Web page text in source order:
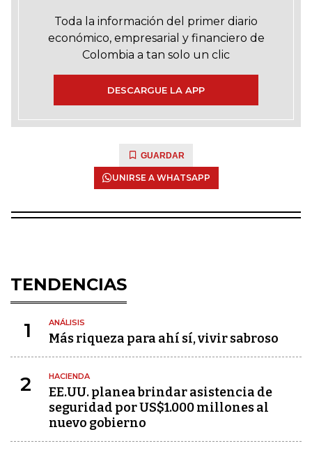
Toda la información del primer diario
económico, empresarial y financiero de
Colombia a tan solo un clic
DESCARGUE LA APP
GUARDAR
UNIRSE A WHATSAPP
TENDENCIAS
1 ANÁLISIS
Más riqueza para ahí sí, vivir sabroso
2 HACIENDA
EE.UU. planea brindar asistencia de
seguridad por US$1.000 millones al
nuevo gobierno